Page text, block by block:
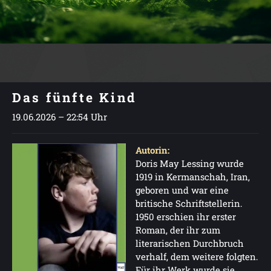
Das fünfte Kind
19.06.2026 – 22:54 Uhr
Autorin:
Doris May Lessing wurde
1919 in Kermanschah, Iran,
geboren und war eine
britische Schriftstellerin.
1950 erschien ihr erster
Roman, der ihr zum
literarischen Durchbruch
verhalf, dem weitere folgten.